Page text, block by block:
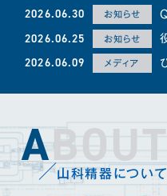
2026.06.30 お知らせ
2026.06.25 お知らせ
2026.06.09 メディア
ABOUT
山科精器について